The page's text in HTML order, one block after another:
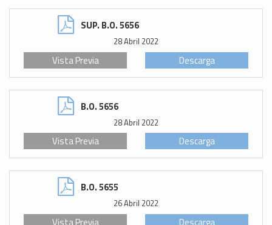
SUP. B.O. 5656
28 Abril 2022
Descarga
Vista Previa
B.O. 5656
28 Abril 2022
Descarga
Vista Previa
B.O. 5655
26 Abril 2022